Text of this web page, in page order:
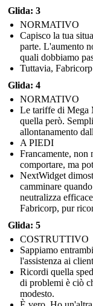
Glida: 3
NORMATIVO
Capisco la tua
parte. L'aumento
quali dobbiamo
Tuttavia,
Glida: 4
NORMATIVO
Le tariffe di Mega
quella però.
allontanamento
A PIEDI
Francamente, non
comportare, ma
NextWidget
camminare
neutralizza
Fabricorp, pur
Glida: 5
COSTRUTTIVO
Sappiamo
l'assistenza ai
Ricordi quella
di problemi è ciò
modesto.